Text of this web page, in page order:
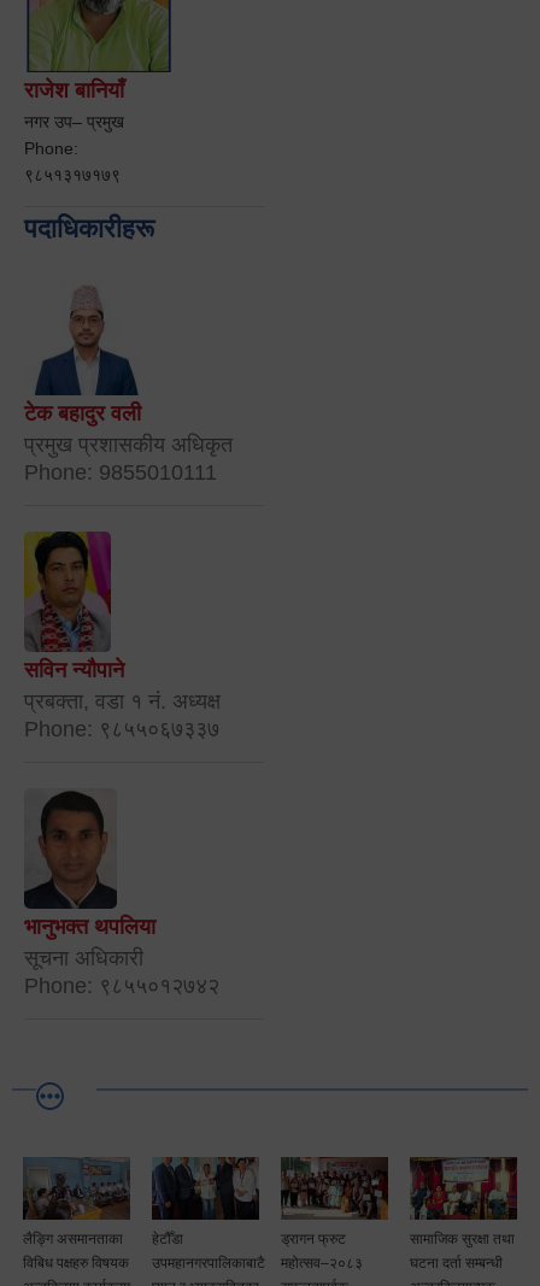
राजेश बानियाँ
नगर उप– प्रमुख
Phone:
९८५१३१७१७९
पदाधिकारीहरू
टेक बहादुर वली
प्रमुख प्रशासकीय अधिकृत
Phone: 9855010111
सविन न्यौपाने
प्रबक्ता, वडा १ नं. अध्यक्ष
Phone: ९८५५०६७३३७
भानुभक्त थपलिया
सूचना अधिकारी
Phone: ९८५५०१२७४२
लैङ्गि असमानताका
विबिध पक्षहरु विषयक
हेटौँडा
उपमहानगरपालिकाबाटै
ड्रागन फ्रुट
महोत्सव–२०८३
सामाजिक सुरक्षा तथा
घटना दर्ता सम्बन्धी